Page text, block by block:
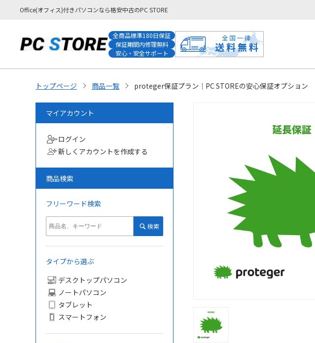
Office(オフィス)付きパソコンなら格安中古のPC STORE
全商品標準180日保証
保証期間内修理無料
安心・安全サポート
トップページ 商品一覧 proteger保証プラン｜PC STOREの安心保証オプション
マイアカウント
ログイン
新しくアカウントを作成する
商品検索
フリーワード検索
検索
タイプから選ぶ
デスクトップパソコン
ノートパソコン
タブレット
スマートフォン